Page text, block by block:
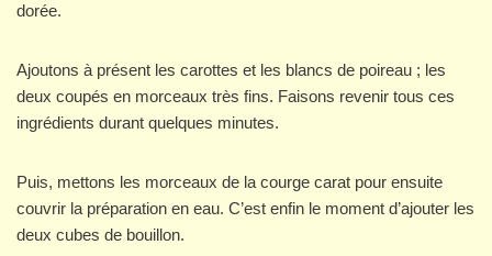
dorée.
Ajoutons à présent les carottes et les blancs de poireau ; les
deux coupés en morceaux très fins. Faisons revenir tous ces
ingrédients durant quelques minutes.
Puis, mettons les morceaux de la courge carat pour ensuite
couvrir la préparation en eau. C’est enfin le moment d’ajouter les
deux cubes de bouillon.